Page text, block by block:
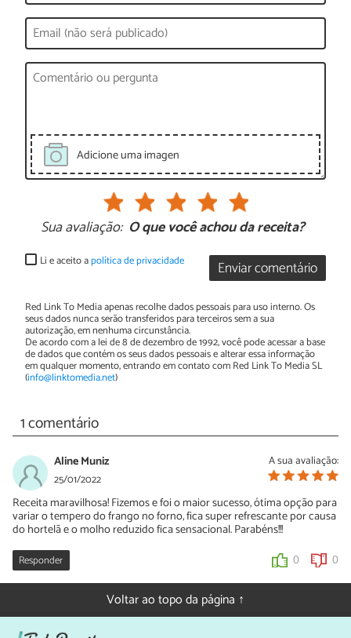
Adicione uma imagen
Sua avaliação: O que você achou da receita?
Enviar comentário
Li e aceito apolítica de privacidade
Red Link To Media apenas recolhe dados pessoais para uso interno. Os
seus dados nunca serão transferidos para terceiros sem a sua
autorização, em nenhuma circunstância.
De acordo com a lei de 8 de dezembro de 1992, você pode acessar a base
de dados que contém os seus dados pessoais e alterar essa informação
em qualquer momento, entrando em contato com Red Link To Media SL
(info@linktomedia.net)
1 comentário
A sua avaliação:
Aline Muniz
25/01/2022
Receita maravilhosa! Fizemos e foi o maior sucesso, ótima opção para
variar o tempero do frango no forno, fica super refrescante por causa
do hortelã e o molho reduzido fica sensacional. Parabéns!!!
Responder 0 0
Voltar ao topo da página ↑